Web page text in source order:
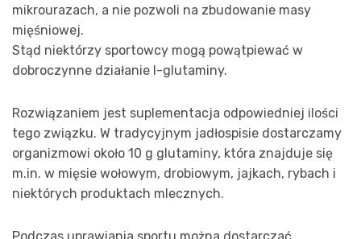
mikrourazach, a nie pozwoli na zbudowanie masy
mięśniowej.
Stąd niektórzy sportowcy mogą powątpiewać w
dobroczynne działanie l-glutaminy.
Rozwiązaniem jest suplementacja odpowiedniej ilości
tego związku. W tradycyjnym jadłospisie dostarczamy
organizmowi około 10 g glutaminy, która znajduje się
m.in. w mięsie wołowym, drobiowym, jajkach, rybach i
niektórych produktach mlecznych.
Podczas uprawiania sportu można dostarczać